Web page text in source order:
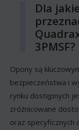
Dla
3PMSF?
Opony są
bezpieczeństwa i
rynku dostępnych
zróżnicowane
oraz specyficznych